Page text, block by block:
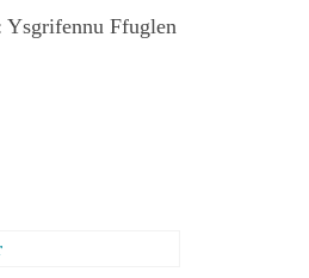
Ysgrifennu Ffuglen